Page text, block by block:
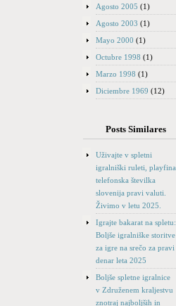
Agosto 2005 (1)
Agosto 2003 (1)
Mayo 2000 (1)
Octubre 1998 (1)
Marzo 1998 (1)
Diciembre 1969 (12)
Posts Similares
Uživajte v spletni
igralniški ruleti, playfina
telefonska številka
slovenija pravi valuti.
Živimo v letu 2025.
Igrajte bakarat na spletu:
Boljše igralniške storitve
za igre na srečo za pravi
denar leta 2025
Boljše spletne igralnice
v Združenem kraljestvu
znotraj najboljših in